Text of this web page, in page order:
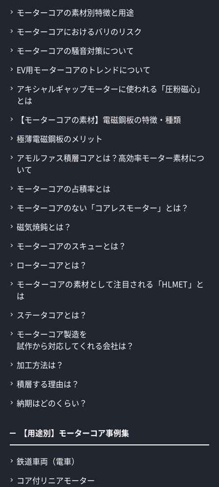
モーターコアの素材別特徴と用途
モーターコアにおけるバリのリスク
モーターコアの騒音対策について
EV用モーターコアのトレンドについて
アキシャルギャップモーターに使われる「圧粉磁心」
とは
【モーターコアの素材】電磁鋼板の特徴・種類
極薄電磁鋼板のメリット
アモルファス積層コアとは？高効率モーター素材につ
いて
モーターコアの占積率とは
モーターコアのない「コアレスモーター」とは？
磁気焼鈍とは？
モーターコアのスキューとは？
ローターコアとは？
モーターコアの素材として注目される「HLMET」と
は
ステータコアとは？
モーターコア製造を
試作から対応してくれる会社は？
加工方法は？
積層する理由は？
納期はどのくらい？
【用途別】モーターコア事例集
鉄道車両（電車）
コア付リニアモーター